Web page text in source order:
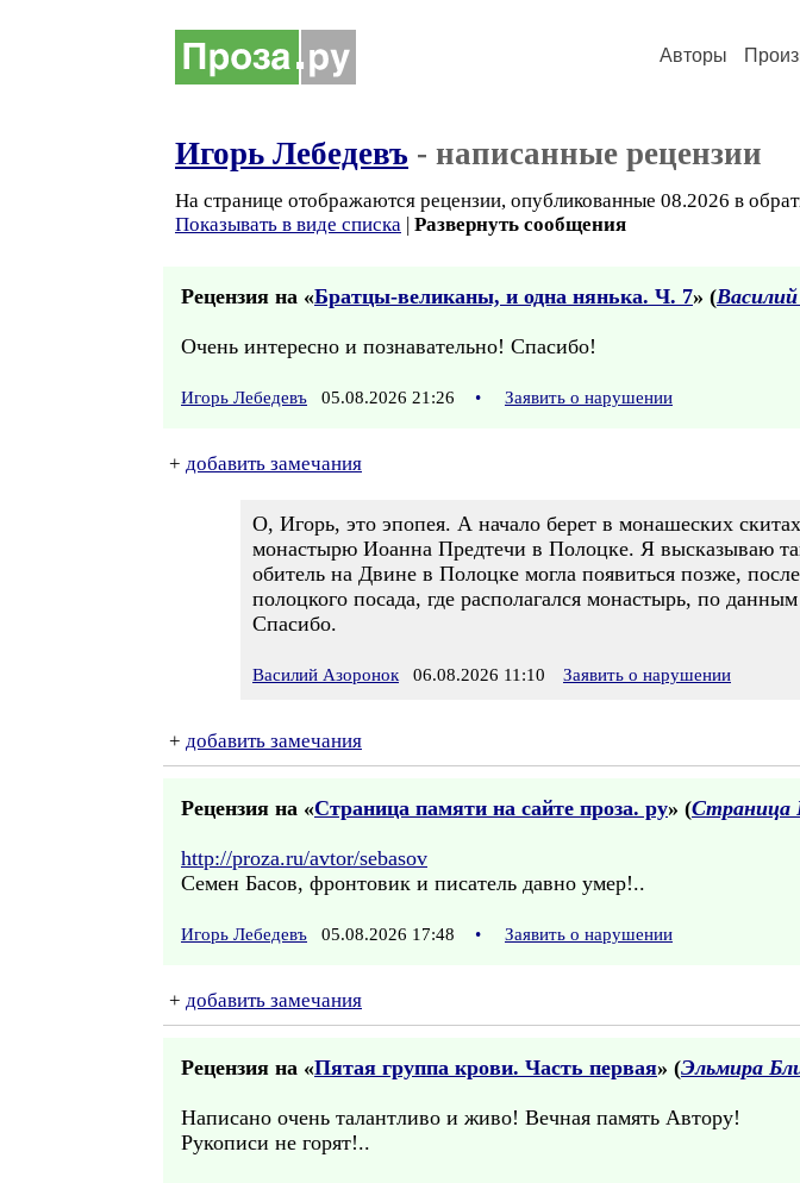
Авторы
Игорь Лебедевъ - написанные рецензии
На странице отображаются рецензии, опубликованные 08.2026 в
Показывать в виде списка | Развернуть сообщения
Рецензия на «Братцы-великаны, и одна нянька. Ч. 7» (
Очень интересно и познавательно! Спасибо!
Игорь Лебедевъ 05.08.2026 21:26 • Заявить о нарушении
+ добавить замечания
О, Игорь, это эпопея. А начало берет в монашеских
монастырю Иоанна Предтечи в Полоцке. Я высказываю
обитель на Двине в Полоцке могла появиться позже,
полоцкого посада, где располагался монастырь, по
Спасибо.
Василий Азоронок 06.08.2026 11:10 Заявить о нарушении
+ добавить замечания
Рецензия на «Страница памяти на сайте проза. ру» (Страница
http://proza.ru/avtor/sebasov
Семен Басов, фронтовик и писатель давно умер!..
Игорь Лебедевъ 05.08.2026 17:48 • Заявить о нарушении
+ добавить замечания
Рецензия на «Пятая группа крови. Часть первая» (Эльмира
Написано очень талантливо и живо! Вечная память Автору!
Рукописи не горят!..